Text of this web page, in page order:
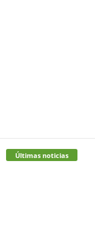
Últimas noticias